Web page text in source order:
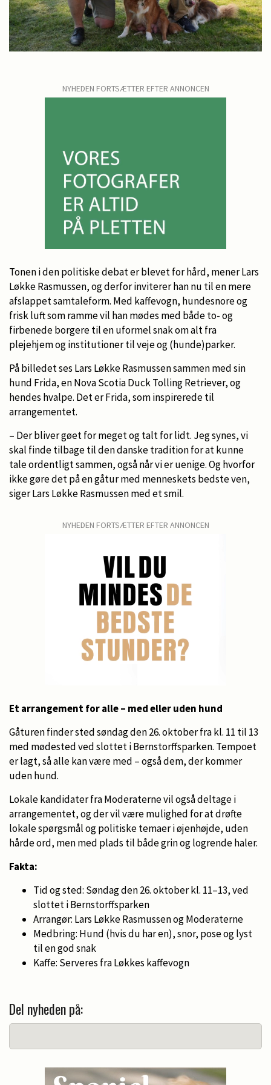
NYHEDEN FORTSÆTTER EFTER ANNONCEN
Tonen i den politiske debat er blevet for hård, mener Lars
Løkke Rasmussen, og derfor inviterer han nu til en mere
afslappet samtaleform. Med kaffevogn, hundesnore og
frisk luft som ramme vil han mødes med både to- og
firbenede borgere til en uformel snak om alt fra
plejehjem og institutioner til veje og (hunde)parker.
På billedet ses Lars Løkke Rasmussen sammen med sin
hund Frida, en Nova Scotia Duck Tolling Retriever, og
hendes hvalpe. Det er Frida, som inspirerede til
arrangementet.
– Der bliver gøet for meget og talt for lidt. Jeg synes, vi
skal finde tilbage til den danske tradition for at kunne
tale ordentligt sammen, også når vi er uenige. Og hvorfor
ikke gøre det på en gåtur med menneskets bedste ven,
siger Lars Løkke Rasmussen med et smil.
NYHEDEN FORTSÆTTER EFTER ANNONCEN
Et arrangement for alle – med eller uden hund
Gåturen finder sted søndag den 26. oktober fra kl. 11 til 13
med mødested ved slottet i Bernstorffsparken. Tempoet
er lagt, så alle kan være med – også dem, der kommer
uden hund.
Lokale kandidater fra Moderaterne vil også deltage i
arrangementet, og der vil være mulighed for at drøfte
lokale spørgsmål og politiske temaer i øjenhøjde, uden
hårde ord, men med plads til både grin og logrende haler.
Fakta:
Tid og sted: Søndag den 26. oktober kl. 11–13, ved
slottet i Bernstorffsparken
Arrangør: Lars Løkke Rasmussen og Moderaterne
Medbring: Hund (hvis du har en), snor, pose og lyst
til en god snak
Kaffe: Serveres fra Løkkes kaffevogn
Del nyheden på: